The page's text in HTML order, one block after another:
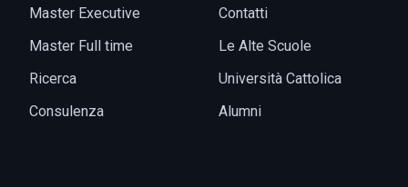
Master Executive
Master Full time
Ricerca
Consulenza
Contatti
Le Alte Scuole
Università Cattolica
Alumni